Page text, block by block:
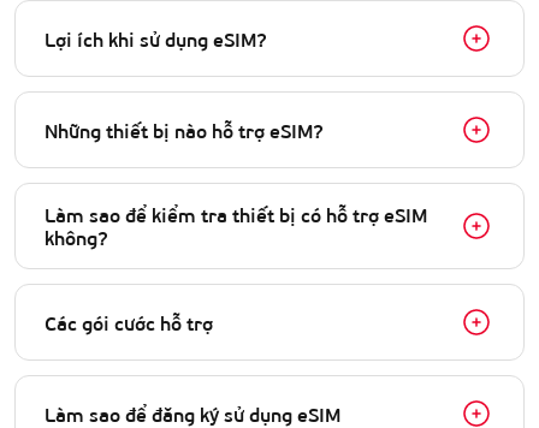
Lợi ích khi sử dụng eSIM?
Những thiết bị nào hỗ trợ eSIM?
Làm sao để kiểm tra thiết bị có hỗ trợ eSIM
không?
Các gói cước hỗ trợ
Làm sao để đăng ký sử dụng eSIM